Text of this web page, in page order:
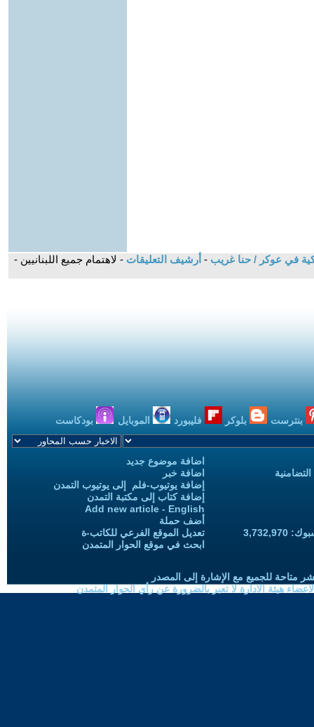
في عوكر / حنا غريب - أرشيف التعليقات - لاهتمام جميع اللبنانيين -
بنترست بلوكر فليبورد الموبايل بودكاست
اضافة موضوع جديد
اضافة خبر
إضافة يوتيوب-فلم إلى يوتيوب التمدن
إضافة كتاب إلى مكتبة التمدن
Add new article - English
أضف حملة
تعديل الموقع الفرعي للكاتب-ة
ابحث في موقع الحوار المتمدن
متاحة للجميع مع الإشارة إلى المصدر
هيئة الادارة لا تعبر بالضرورة عن رأي الحوار المتمدن